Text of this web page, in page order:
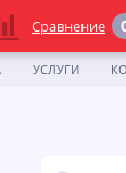
УСЛУГИ
Сравнение